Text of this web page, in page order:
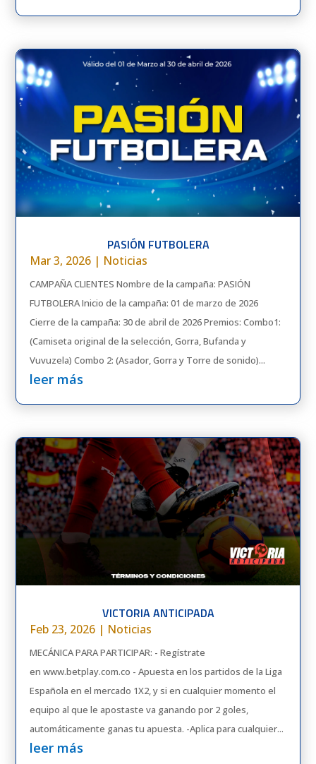
PASIÓN FUTBOLERA
Mar 3, 2026 | Noticias
CAMPAÑA CLIENTES Nombre de la campaña: PASIÓN
FUTBOLERA Inicio de la campaña: 01 de marzo de 2026
Cierre de la campaña: 30 de abril de 2026 Premios: Combo1:
(Camiseta original de la selección, Gorra, Bufanda y
Vuvuzela) Combo 2: (Asador, Gorra y Torre de sonido)...
leer más
VICTORIA ANTICIPADA
Feb 23, 2026 | Noticias
MECÁNICA PARA PARTICIPAR: - Regístrate
en www.betplay.com.co - Apuesta en los partidos de la Liga
Española en el mercado 1X2, y si en cualquier momento el
equipo al que le apostaste va ganando por 2 goles,
automáticamente ganas tu apuesta. -Aplica para cualquier...
leer más